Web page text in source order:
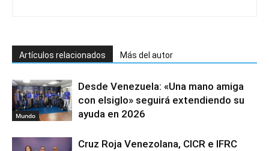
Artículos relacionados Más del autor
Mundo
Desde Venezuela: «Una mano amiga
con elsiglo» seguirá extendiendo su
ayuda en 2026
Cruz Roja Venezolana, CICR e IFRC